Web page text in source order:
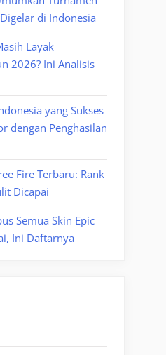
di Indonesia
Layak
2026? Ini Analisis
yang Sukses
dengan Penghasilan
Fire Terbaru: Rank
Dicapai
Semua Skin Epic
Ini Daftarnya